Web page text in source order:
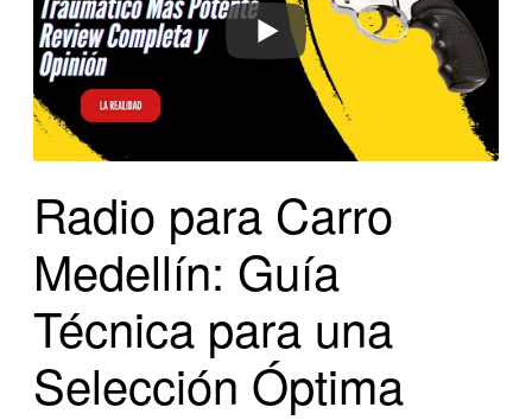
Radio para Carro
Medellín: Guía
Técnica para una
Selección Óptima